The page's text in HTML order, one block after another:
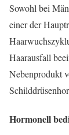
Sowohl bei
einer der
Haarausfall
Nebenprodukt
Hormonell